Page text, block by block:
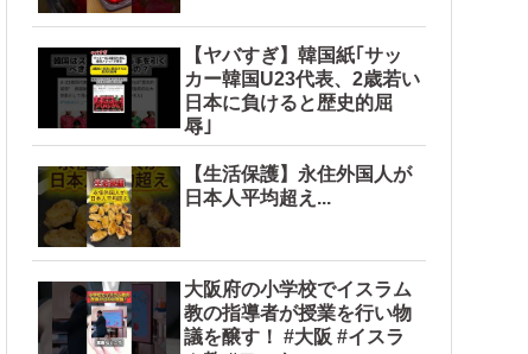
【ヤバすぎ】韓国紙｢サッ
カー韓国U23代表、2歳若い
日本に負けると歴史的屈
辱｣
【生活保護】永住外国人が
日本人平均超え...
大阪府の小学校でイスラム
教の指導者が授業を行い物
議を醸す！ #大阪 #イスラ